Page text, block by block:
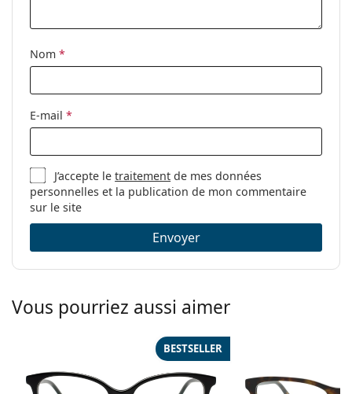
Catégorie:
Lunettes de vue
Marque:
Michael Kors
Code:
Nom *
E-mail *
J’accepte letraitement de mes données
personnelles et la publication de mon commentaire
sur le site
Envoyer
Vous pourriez aussi aimer
BESTSELLER